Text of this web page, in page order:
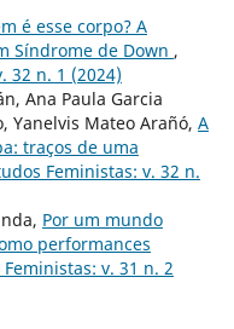
é esse corpo? A
Síndrome de Down ,
32 n. 1 (2024)
Ana Paula Garcia
Yanelvis Mateo Arañó, A
traços de uma
Feministas: v. 32 n.
Por um mundo
performances
v. 31 n. 2